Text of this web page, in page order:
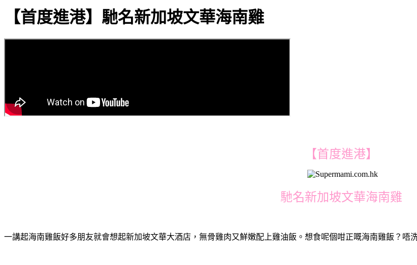
【首度進港】馳名新加坡文華海南雞
【首度進港】
馳名新加坡文華海南雞
一講起海南雞飯好多朋友就會想起新加坡文華大酒店，無骨雞肉又鮮嫩配上雞油飯。想食呢個咁正嘅海南雞飯？唔